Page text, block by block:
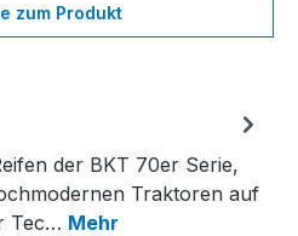
zum Produkt
der BKT 70er Serie,
Traktoren auf
Tec… Mehr